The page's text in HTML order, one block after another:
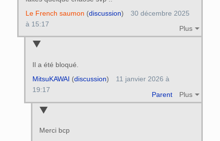
Plus
Le French saumon (discussion)
30 décembre 2025
à 15:17
Il a été bloqué.
Parent Plus
MitsuKAWAI (discussion)
11 janvier 2026 à
19:17
Merci bcp